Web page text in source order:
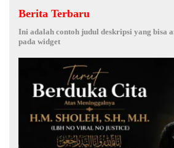
Berita Terbaru
Ini adalah contoh judul deskripsi yang bisa
pada widget